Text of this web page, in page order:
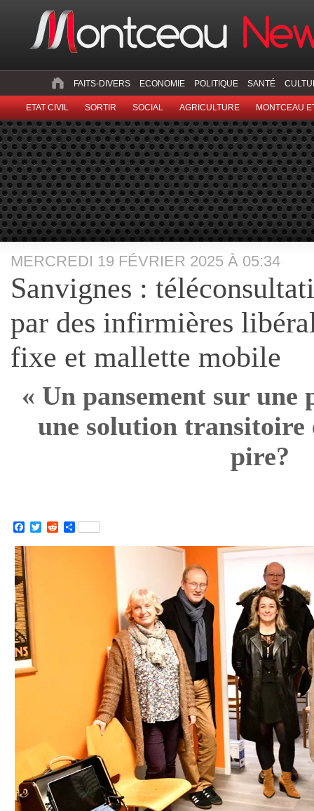
FAITS-DIVERS ECONOMIE POLITIQUE SANTÉ
ETAT CIVIL SORTIR SOCIAL AGRICULTURE MONTCEAU
MERCREDI 19 FÉVRIER 2025 À 05:34
Sanvignes :
par des infirmières
fixe et mallette mobile
« Un pansement sur une
une solution transitoire
pire?
Facebook
TwitterRedditPartager